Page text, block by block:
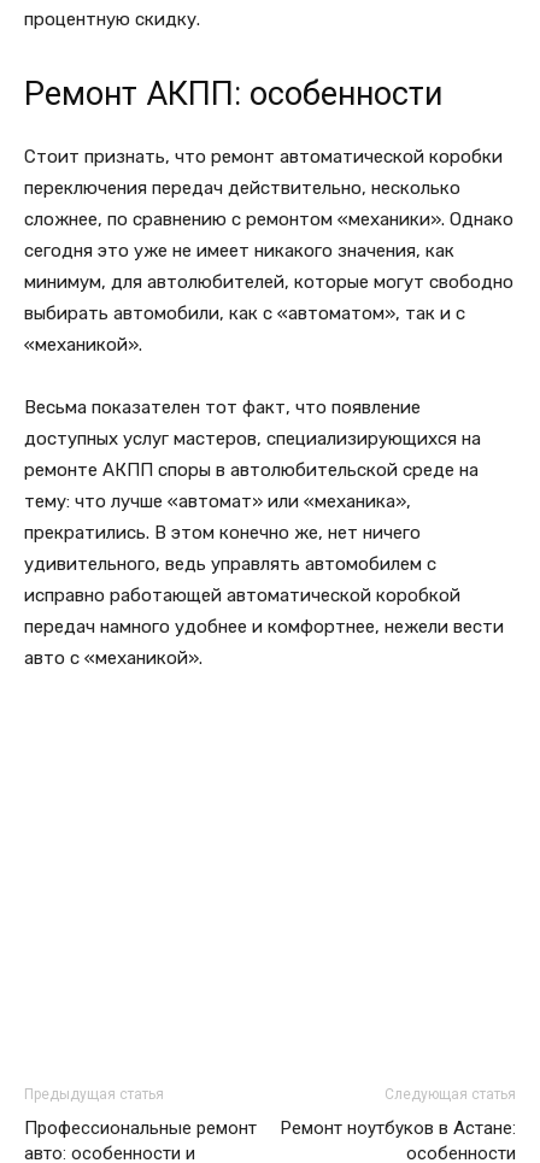
процентную скидку.
Ремонт АКПП: особенности
Стоит признать, что ремонт автоматической коробки
переключения передач действительно, несколько
сложнее, по сравнению с ремонтом «механики». Однако
сегодня это уже не имеет никакого значения, как
минимум, для автолюбителей, которые могут свободно
выбирать автомобили, как с «автоматом», так и с
«механикой».
Весьма показателен тот факт, что появление
доступных услуг мастеров, специализирующихся на
ремонте АКПП споры в автолюбительской среде на
тему: что лучше «автомат» или «механика»,
прекратились. В этом конечно же, нет ничего
удивительного, ведь управлять автомобилем с
исправно работающей автоматической коробкой
передач намного удобнее и комфортнее, нежели вести
авто с «механикой».
Предыдущая статья
Профессиональные ремонт
авто: особенности и
Следующая статья
Ремонт ноутбуков в Астане:
особенности